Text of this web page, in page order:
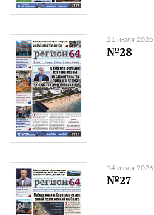
21 июля 2026
№28
14 июля 2026
№27